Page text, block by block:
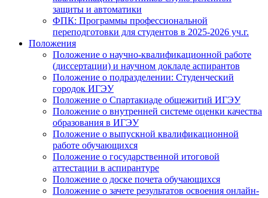
защиты и автоматики
ФПК: Программы профессиональной
переподготовки для студентов в 2025-2026 уч.г.
Положения
Положение о научно-квалификационной работе
(диссертации) и научном докладе аспирантов
Положение о подразделении: Студенческий
городок ИГЭУ
Положение о Спартакиаде общежитий ИГЭУ
Положение о внутренней системе оценки качества
образования в ИГЭУ
Положение о выпускной квалификационной
работе обучающихся
Положение о государственной итоговой
аттестации в аспирантуре
Положение о доске почета обучающихся
Положение о зачете результатов освоения онлайн-